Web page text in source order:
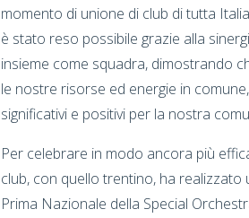
momento di unione di club di tutta
è stato reso possibile grazie alla
insieme come squadra, dimostrando
le nostre risorse ed energie in
significativi e positivi per la nostra
Per celebrare in modo ancora più
club, con quello trentino, ha
Prima Nazionale della Special